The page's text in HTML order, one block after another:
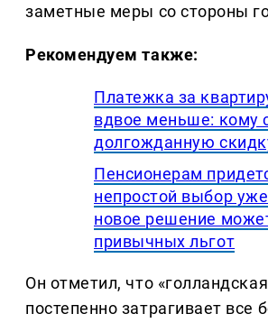
заметные меры со стороны
Рекомендуем также:
Платежка за
вдвое меньше: кому
долгожданную
Пенсионерам
непростой выбор
новое решение
привычных льгот
Он отметил, что
постепенно затрагивает все